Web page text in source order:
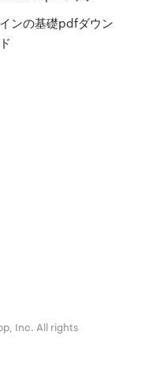
ンの基礎pdfダウン
Inc. All rights